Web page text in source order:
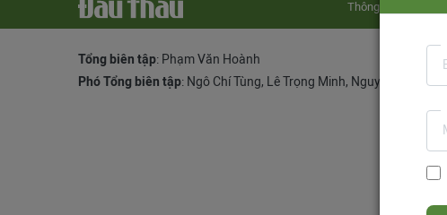
Thông tin tòa soạn
Tổng biên tập: Phạm Văn Hoành
Phó Tổng biên tập: Ngô Chí Tùng, Lê Trọng Minh, Nguyễn Văn Hồng